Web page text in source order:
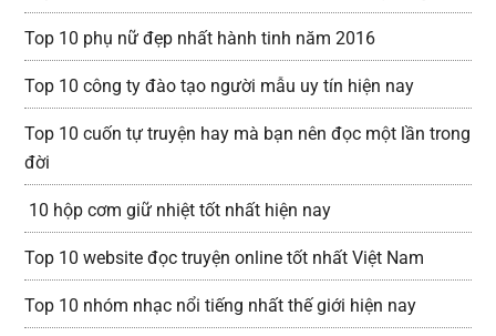
Top 10 phụ nữ đẹp nhất hành tinh năm 2016
Top 10 công ty đào tạo người mẫu uy tín hiện nay
Top 10 cuốn tự truyện hay mà bạn nên đọc một lần trong
đời
10 hộp cơm giữ nhiệt tốt nhất hiện nay
Top 10 website đọc truyện online tốt nhất Việt Nam
Top 10 nhóm nhạc nổi tiếng nhất thế giới hiện nay